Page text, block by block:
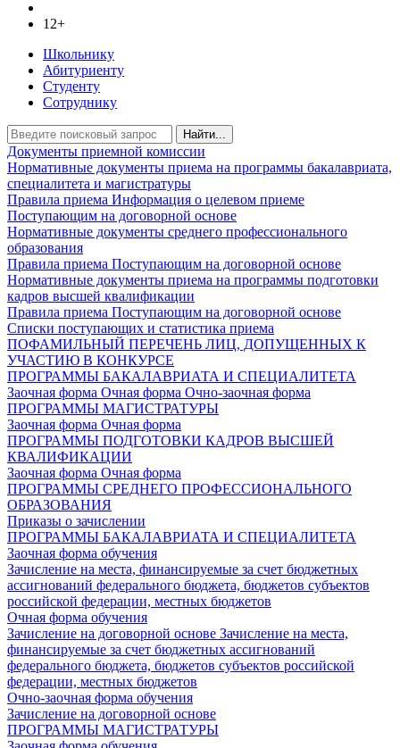
12+
Школьнику
Абитуриенту
Студенту
Сотруднику
Найти...
Документы приемной комиссии
Нормативные документы приема на программы бакалавриата,
специалитета и магистратуры
Правила приема Информация о целевом приеме
Поступающим на договорной основе
Нормативные документы среднего профессионального
образования
Правила приема Поступающим на договорной основе
Нормативные документы приема на программы подготовки
кадров высшей квалификации
Правила приема Поступающим на договорной основе
Списки поступающих и статистика приема
ПОФАМИЛЬНЫЙ ПЕРЕЧЕНЬ ЛИЦ, ДОПУЩЕННЫХ К
УЧАСТИЮ В КОНКУРСЕ
ПРОГРАММЫ БАКАЛАВРИАТА И СПЕЦИАЛИТЕТА
Заочная форма Очная форма Очно-заочная форма
ПРОГРАММЫ МАГИСТРАТУРЫ
Заочная форма Очная форма
ПРОГРАММЫ ПОДГОТОВКИ КАДРОВ ВЫСШЕЙ
КВАЛИФИКАЦИИ
Заочная форма Очная форма
ПРОГРАММЫ СРЕДНЕГО ПРОФЕССИОНАЛЬНОГО
ОБРАЗОВАНИЯ
Приказы о зачислении
ПРОГРАММЫ БАКАЛАВРИАТА И СПЕЦИАЛИТЕТА
Заочная форма обучения
Зачисление на места, финансируемые за счет бюджетных
ассигнований федерального бюджета, бюджетов субъектов
российской федерации, местных бюджетов
Очная форма обучения
Зачисление на договорной основе Зачисление на места,
финансируемые за счет бюджетных ассигнований
федерального бюджета, бюджетов субъектов российской
федерации, местных бюджетов
Очно-заочная форма обучения
Зачисление на договорной основе
ПРОГРАММЫ МАГИСТРАТУРЫ